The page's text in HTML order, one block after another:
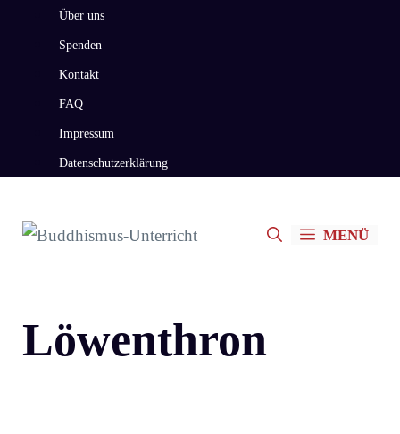
Über uns
Spenden
Kontakt
FAQ
Impressum
Datenschutzerklärung
MENÜ
Löwenthron